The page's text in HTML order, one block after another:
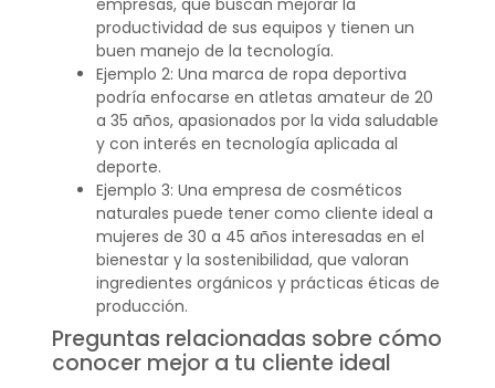
productividad de sus equipos y tienen un
buen manejo de la tecnología.
Ejemplo 2: Una marca de ropa deportiva
podría enfocarse en atletas amateur de 20
a 35 años, apasionados por la vida saludable
y con interés en tecnología aplicada al
deporte.
Ejemplo 3: Una empresa de cosméticos
naturales puede tener como cliente ideal a
mujeres de 30 a 45 años interesadas en el
bienestar y la sostenibilidad, que valoran
ingredientes orgánicos y prácticas éticas de
producción.
Preguntas relacionadas sobre cómo
conocer mejor a tu cliente ideal